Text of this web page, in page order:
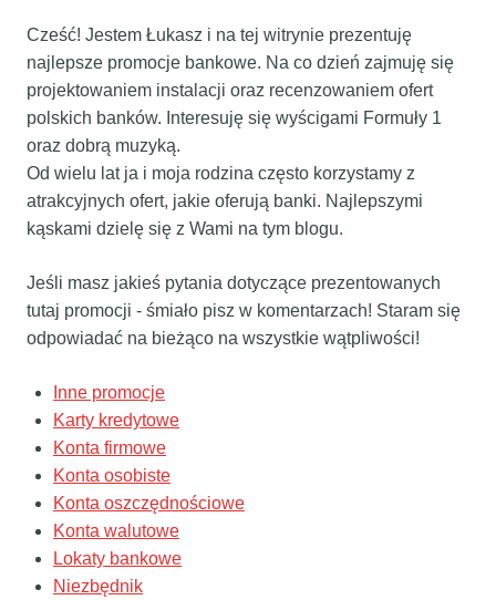
Cześć! Jestem Łukasz i na tej witrynie prezentuję
najlepsze promocje bankowe. Na co dzień zajmuję się
projektowaniem instalacji oraz recenzowaniem ofert
polskich banków. Interesuję się wyścigami Formuły 1
oraz dobrą muzyką.
Od wielu lat ja i moja rodzina często korzystamy z
atrakcyjnych ofert, jakie oferują banki. Najlepszymi
kąskami dzielę się z Wami na tym blogu.
Jeśli masz jakieś pytania dotyczące prezentowanych
tutaj promocji - śmiało pisz w komentarzach! Staram się
odpowiadać na bieżąco na wszystkie wątpliwości!
Inne promocje
Karty kredytowe
Konta firmowe
Konta osobiste
Konta oszczędnościowe
Konta walutowe
Lokaty bankowe
Niezbędnik